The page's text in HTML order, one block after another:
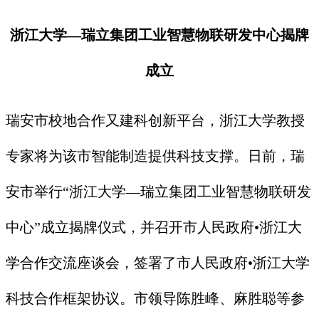
浙江大学—瑞立集团工业智慧物联研发中心揭牌
成立
瑞安市校地合作又建科创新平台，浙江大学教授
专家将为该市智能制造提供科技支撑。日前，瑞
安市举行“浙江大学—瑞立集团工业智慧物联研发
中心”成立揭牌仪式，并召开市人民政府•浙江大
学合作交流座谈会，签署了市人民政府•浙江大学
科技合作框架协议。市领导陈胜峰、麻胜聪等参